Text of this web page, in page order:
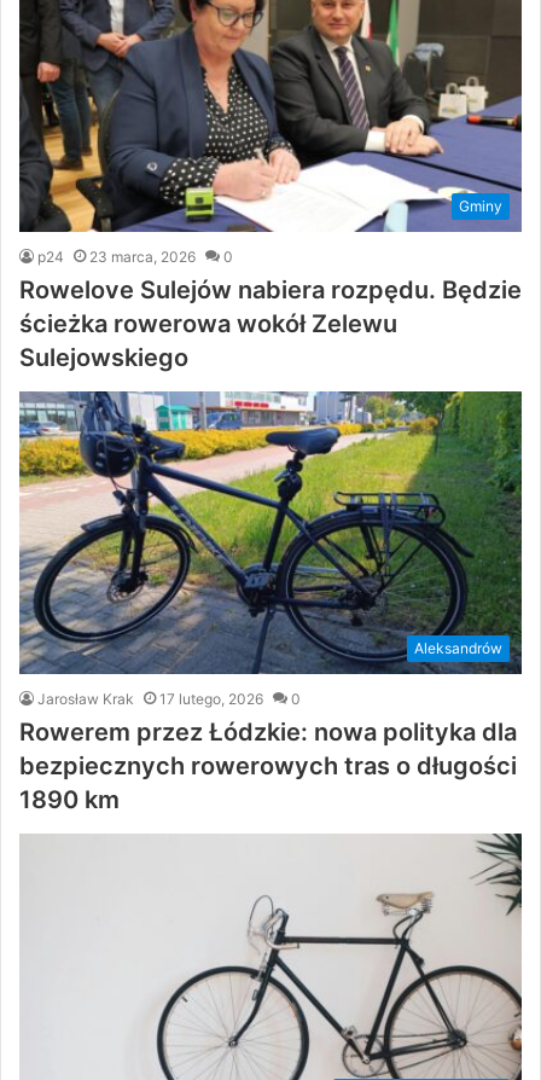
Gminy
p24 23 marca, 2026 0
Rowelove Sulejów nabiera rozpędu. Będzie
ścieżka rowerowa wokół Zelewu
Sulejowskiego
Aleksandrów
Jarosław Krak 17 lutego, 2026 0
Rowerem przez Łódzkie: nowa polityka dla
bezpiecznych rowerowych tras o długości
1890 km